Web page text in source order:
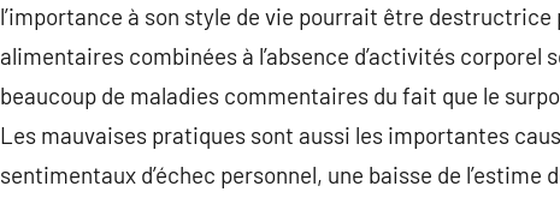
l’importance à son style de vie pourrait être
alimentaires combinées à l’absence d’activités
beaucoup de maladies commentaires du fait que le
Les mauvaises pratiques sont aussi les importantes
sentimentaux d’échec personnel, une baisse de